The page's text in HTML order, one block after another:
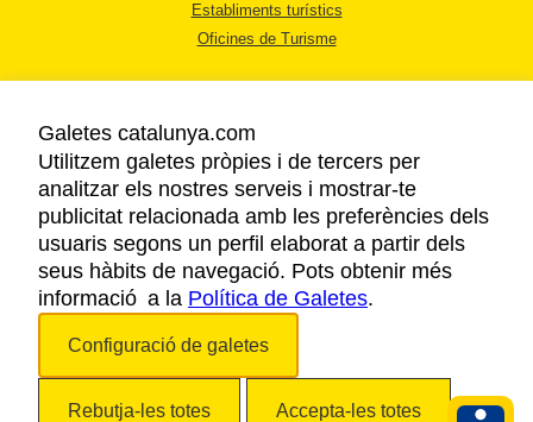
Establiments turístics
Oficines de Turisme
AVÍS LEGAL
POLÍTICA DE PRIVACITAT
COOKIES
ACCESSIBILITAT
Galetes catalunya.com
Utilitzem galetes pròpies i de tercers per
analitzar els nostres serveis i mostrar-te
publicitat relacionada amb les preferències dels
usuaris segons un perfil elaborat a partir dels
seus hàbits de navegació. Pots obtenir més
informació a la Política de Galetes.
Configuració de galetes
Rebutja-les totes Accepta-les totes